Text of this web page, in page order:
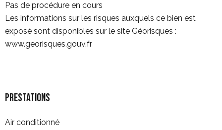
Pas de procédure en cours
Les informations sur les risques auxquels ce bien est
exposé sont disponibles sur le site Géorisques :
www.georisques.gouv.fr
Prestations
Air conditionné